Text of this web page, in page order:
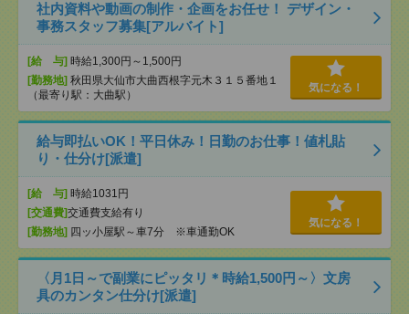
社内資料や動画の制作・企画をお任せ！ デザイン・
事務スタッフ募集[アルバイト]
[給 与] 時給1,300円～1,500円
[勤務地] 秋田県大仙市大曲西根字元木３１５番地１
（最寄り駅：大曲駅）
気になる！
給与即払いOK！平日休み！日勤のお仕事！値札貼
り・仕分け[派遣]
[給 与] 時給1031円
[交通費]交通費支給有り
[勤務地] 四ッ小屋駅～車7分 ※車通勤OK
気になる！
〈月1日～で副業にピッタリ＊時給1,500円～〉文房
具のカンタン仕分け[派遣]